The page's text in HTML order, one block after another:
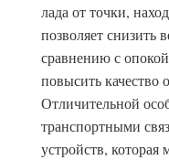
лада от точки,
позволяет снизить
сравнению с
повысить качество
Отличительной
транспортными
устройств,